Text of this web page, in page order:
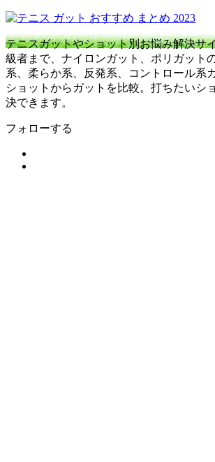
テニスガットやショット別お悩み解決サ
級者まで、ナイロンガット、ポリガット
系、柔らか系、反発系、コントロール系
ショットからガットを比較。打ちたいシ
決できます。
フォローする